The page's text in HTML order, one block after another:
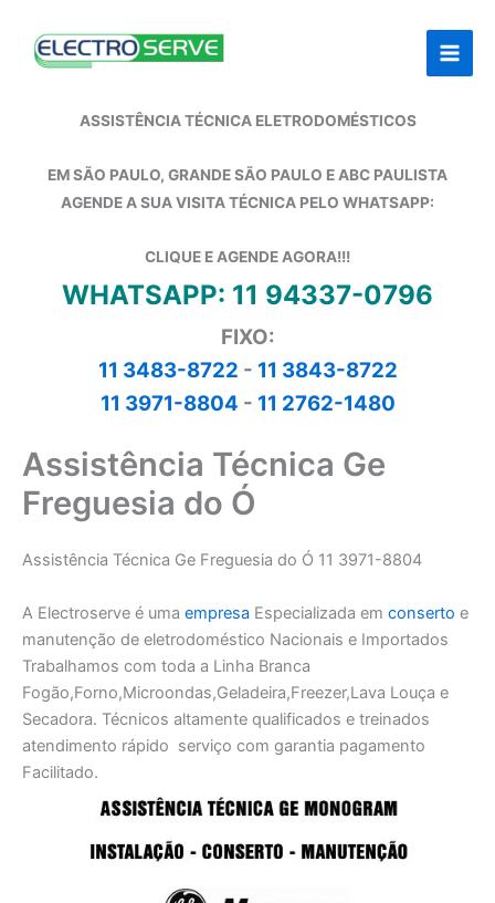
ASSISTÊNCIA TÉCNICA ELETRODOMÉSTICOS
EM SÃO PAULO, GRANDE SÃO PAULO E ABC PAULISTA
AGENDE A SUA VISITA TÉCNICA PELO WHATSAPP:
CLIQUE E AGENDE AGORA!!!
WHATSAPP: 11 94337-0796
FIXO:
11 3483-8722 - 11 3843-8722
11 3971-8804 - 11 2762-1480
Assistência Técnica Ge
Freguesia do Ó
Assistência Técnica Ge Freguesia do Ó 11 3971-8804
A Electroserve é uma empresa Especializada em conserto e
manutenção de eletrodoméstico Nacionais e Importados
Trabalhamos com toda a Linha Branca
Fogão,Forno,Microondas,Geladeira,Freezer,Lava Louça e
Secadora. Técnicos altamente qualificados e treinados
atendimento rápido serviço com garantia pagamento
Facilitado.